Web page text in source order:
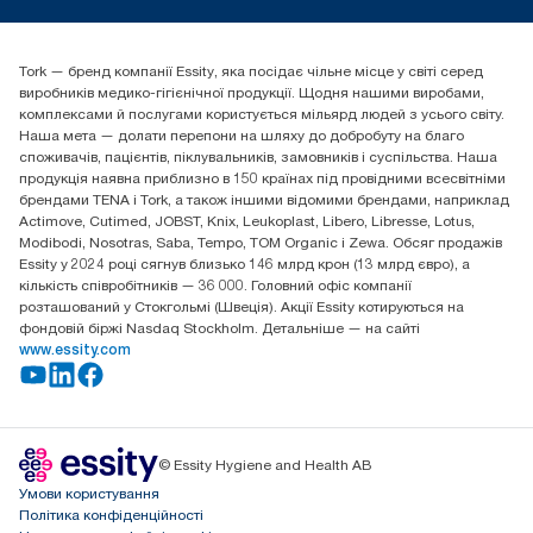
(+38) 044 490 55 66
Essity Україна
04071 м. Київ, вул. Григорія Сковороди 19,
Тел. +38 044 490 55 66
Tork — бренд компанії Essity, яка посідає чільне місце у світі серед
виробників медико-гігієнічної продукції. Щодня нашими виробами,
комплексами й послугами користується мільярд людей з усього світу.
Наша мета — долати перепони на шляху до добробуту на благо
споживачів, пацієнтів, піклувальників, замовників і суспільства. Наша
продукція наявна приблизно в 150 країнах під провідними всесвітніми
брендами TENA і Tork, а також іншими відомими брендами, наприклад
Actimove, Cutimed, JOBST, Knix, Leukoplast, Libero, Libresse, Lotus,
Modibodi, Nosotras, Saba, Tempo, TOM Organic і Zewa. Обсяг продажів
Essity у 2024 році сягнув близько 146 млрд крон (13 млрд євро), а
кількість співробітників — 36 000. Головний офіс компанії
розташований у Стокгольмі (Швеція). Акції Essity котируються на
фондовій біржі Nasdaq Stockholm. Детальніше — на сайті
www.essity.com
© Essity Hygiene and Health AB
Умови користування
Політика конфіденційності